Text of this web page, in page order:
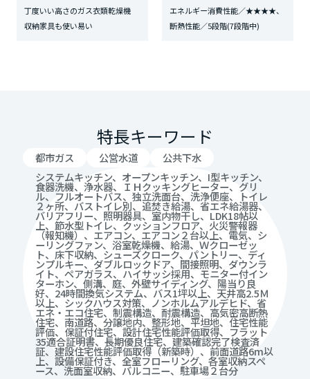
丁度いい高さのガス衣類乾燥機
収納家具も使い易い
エネルギー消費性能／★★★★、
断熱性能／5段階(7段階中)
特長キーワード
都市ガス 公営水道
公共下水
システムキッチン、オープンキッチン、I型キッチン、
食器洗機、浄水器、ＩＨクッキングヒーター、グリ
ル、フルオートバス、独立洗面台、洗浄便座、トイレ
２ヶ所、バストイレ別、追焚き給湯、省エネ給湯器、
バリアフリー、照明器具、室内物干し、LDK18帖以
上、節水型トイレ、クッションフロア、火災警報器
（報知機）、エアコン、エアコン２台以上、電気、シ
ーリングファン、浴室乾燥機、給湯、Ｗクローゼッ
ト、床下収納、シューズクローク、パントリー、ディ
ンプルキー、ダブルロックドア、間接照明、ダウンラ
イト、ペアガラス、ハイサッシ採用、モニター付イン
ターホン、側溝、庭、外壁サイディング、陽当り良
好、24時間換気システム、バス1坪以上、天井高2.5Ｍ
以上、シックハウス対策、ノンホルムアルデヒド、省
エネ・エコ住宅、制震構造、耐震構造、高気密高断熱
住宅、南道路、分譲地内、整形地、平坦地、住宅性能
評価、保証付住宅、設計住宅性能評価取得、フラット
35適合証明書、長期優良住宅、建築確認完了検査済
証、建設住宅性能評価取得（新築時）、前面道路6m以
上、設備保証付き、全室フローリング、各室収納スペ
ース、洗面室収納、バルコニー、駐車場２台分